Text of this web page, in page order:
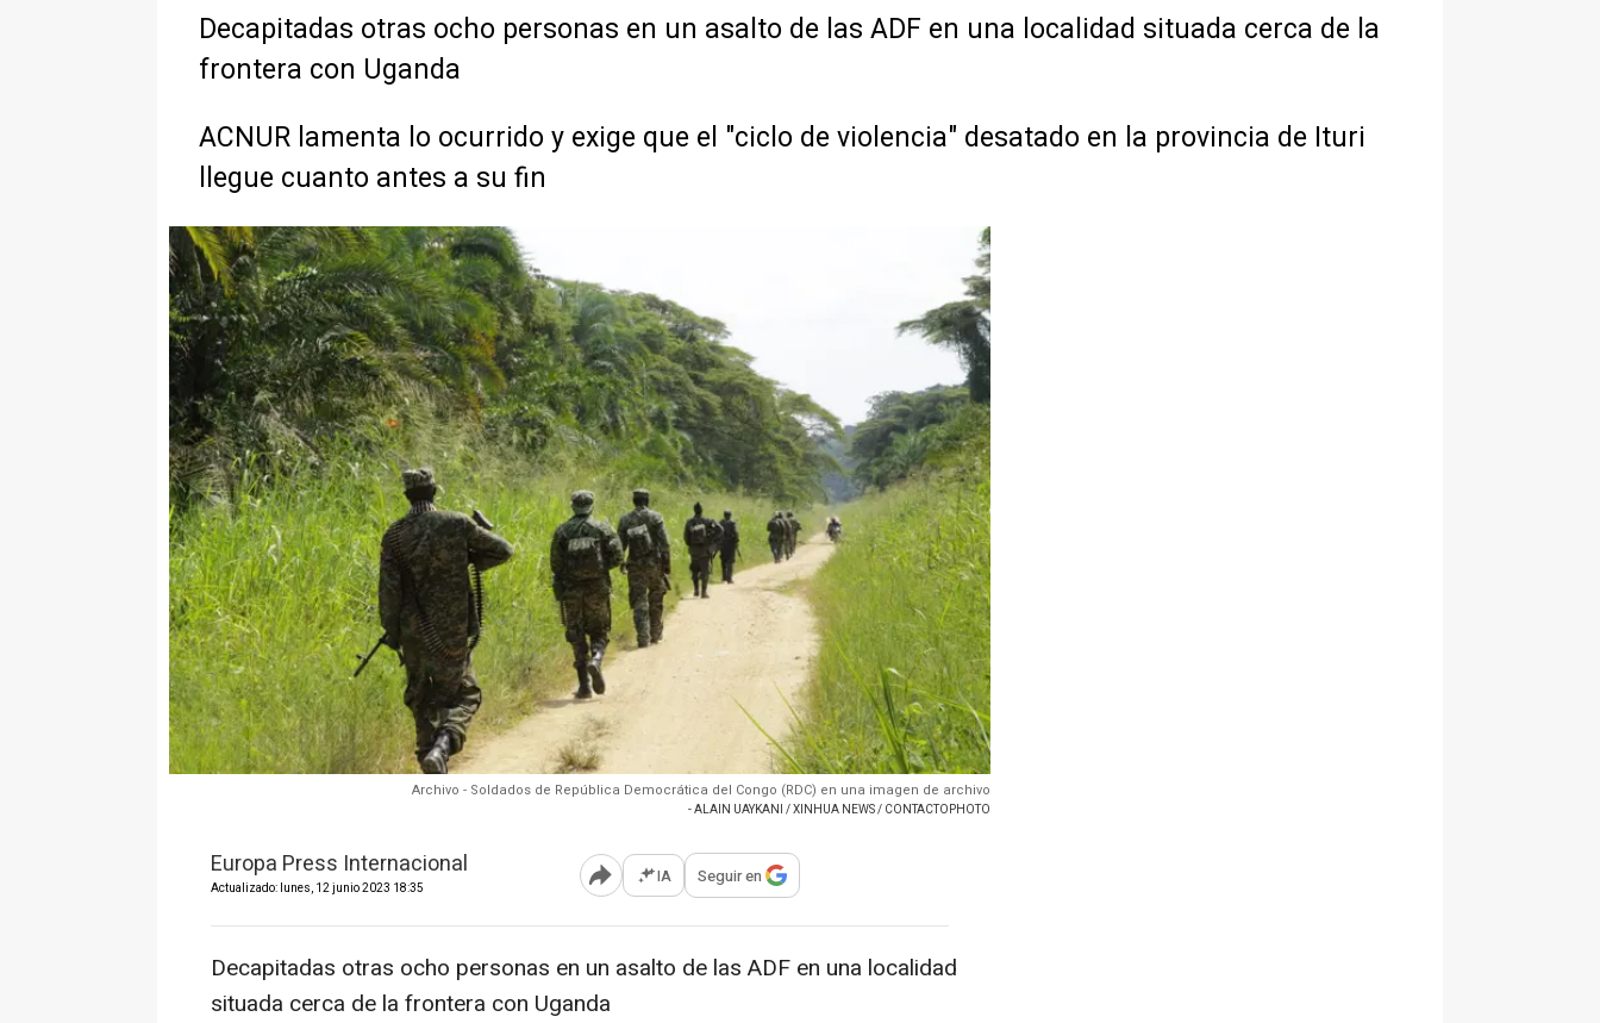
Decapitadas otras ocho personas en un asalto de las ADF en una localidad situada cerca de la
frontera con Uganda
ACNUR lamenta lo ocurrido y exige que el "ciclo de violencia" desatado en la provincia de Ituri
llegue cuanto antes a su fin
Archivo - Soldados de República Democrática del Congo (RDC) en una imagen de archivo
- ALAIN UAYKANI / XINHUA NEWS / CONTACTOPHOTO
Europa Press Internacional
Actualizado: lunes, 12 junio 2023 18:35 Abrir opciones para compartir
IA Seguir en
Decapitadas otras ocho personas en un asalto de las ADF en una localidad
situada cerca de la frontera con Uganda